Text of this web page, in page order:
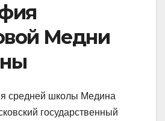
Медни
средней школы Медина
государственный